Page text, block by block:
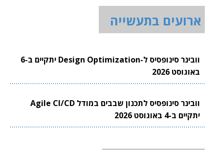
ארועים בתעשייה
וובינר סינופסיס ל-Design Optimization יתקיים ב-6
באוגוסט 2026
וובינר סינופסיס לתכנון שבבים במודל Agile CI/CD
יתקיים ב-4 באוגוסט 2026